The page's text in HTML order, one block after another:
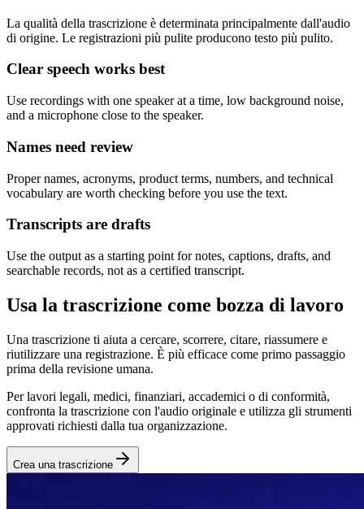
La qualità della trascrizione è determinata principalmente dall'audio
di origine. Le registrazioni più pulite producono testo più pulito.
Clear speech works best
Use recordings with one speaker at a time, low background noise,
and a microphone close to the speaker.
Names need review
Proper names, acronyms, product terms, numbers, and technical
vocabulary are worth checking before you use the text.
Transcripts are drafts
Use the output as a starting point for notes, captions, drafts, and
searchable records, not as a certified transcript.
Usa la trascrizione come bozza di lavoro
Una trascrizione ti aiuta a cercare, scorrere, citare, riassumere e
riutilizzare una registrazione. È più efficace come primo passaggio
prima della revisione umana.
Per lavori legali, medici, finanziari, accademici o di conformità,
confronta la trascrizione con l'audio originale e utilizza gli strumenti
approvati richiesti dalla tua organizzazione.
Crea una trascrizione